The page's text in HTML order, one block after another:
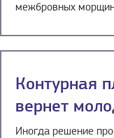
межбровных морщин
Контурная
вернет
Иногда решение